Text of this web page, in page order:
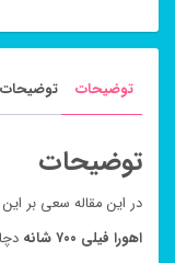
توضیحات
توضیحات
در این مقاله سعی بر
اهورا فیلی ۷۰۰ شانه